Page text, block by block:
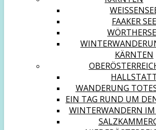
WEISSENSEE
FAAKER SEE
KÄRNTEN
WANDERUNG
EIN TAG RUND UM
WINTERWANDERN